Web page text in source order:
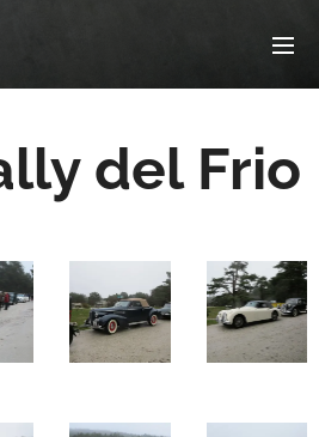
del Frio